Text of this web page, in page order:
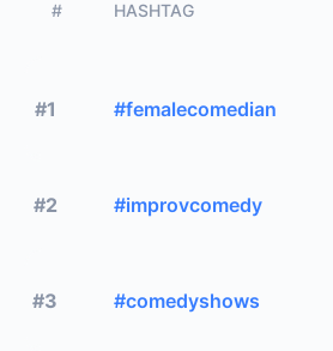
# HASHTAG
#1 #femalecomedian
#2 #improvcomedy
#3 #comedyshows